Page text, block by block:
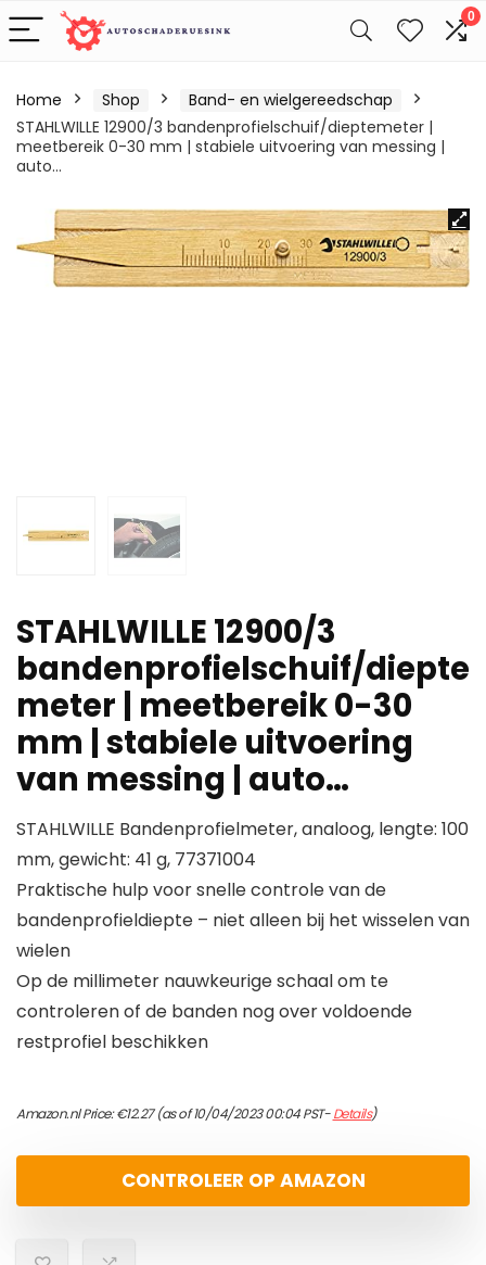
0
Home Shop
Band- en wielgereedschap
STAHLWILLE 12900/3 bandenprofielschuif/dieptemeter |
meetbereik 0-30 mm | stabiele uitvoering van messing |
auto…
STAHLWILLE 12900/3
bandenprofielschuif/diepte
meter | meetbereik 0-30
mm | stabiele uitvoering
van messing | auto…
STAHLWILLE Bandenprofielmeter, analoog, lengte: 100
mm, gewicht: 41 g, 77371004
Praktische hulp voor snelle controle van de
bandenprofieldiepte – niet alleen bij het wisselen van
wielen
Op de millimeter nauwkeurige schaal om te
controleren of de banden nog over voldoende
restprofiel beschikken
Amazon.nl Price:€12.27(as of 10/04/2023 00:04 PST-Details)
CONTROLEER OP AMAZON